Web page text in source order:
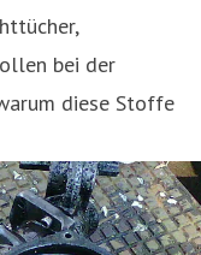
bei der
diese Stoffe